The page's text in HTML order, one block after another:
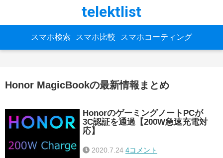
telektlist
スマホ検索 スマホ比較 スマホコーティング
Honor MagicBookの最新情報まとめ
HonorのゲーミングノートPCが
3C認証を通過【200W急速充電対
応】
2020.7.24 4コメント